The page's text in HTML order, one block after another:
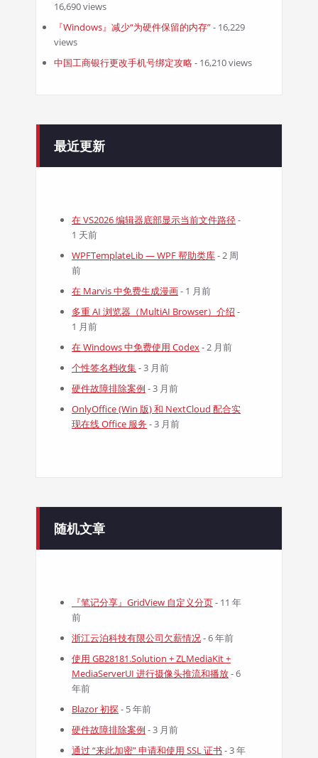
16,690 views
『Windows』减少“为硬件保留的内存”- 16,229
views
中国工商银行更改手机号绑定攻略 - 16,210 views
最近更新
在 VS2026 编辑器底部显示当前文件路径-
1 天前
WPFTemplateLib — WPF 帮助类库- 2 周
前
在 Marvis 中免费生成漫画- 1 月前
多重 AI 浏览器（MultiAI Browser）介绍 -
1 月前
在 Windows 中免费使用 Codex- 2 月前
个性签名档收集- 3 月前
硬件故障排除案例 - 3 月前
OnlyOffice (Win 版) 和 NextCloud 配合实
现在线 Office 服务 - 3 月前
随机文章
『笔记分享』GridView 自定义分页- 11 年
前
浙江云泊科技有限公司欠薪情况- 6 年前
使用 GB28181.Solution + ZLMediaKit +
MediaServerUI 进行摄像头推流和播放- 6
年前
Blazor 初探- 5 年前
硬件故障排除案例 - 3 月前
通过 “来此加密” 申请和使用 SSL 证书 - 3 年